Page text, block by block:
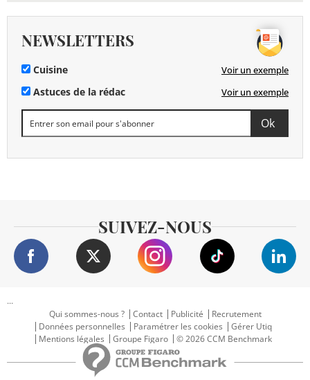
NEWSLETTERS
Cuisine Voir un exemple
Astuces de la rédac Voir un exemple
SUIVEZ-NOUS
...
Qui sommes-nous ?
Contact Publicité
Recrutement
Données personnelles
Paramétrer les cookies
Gérer Utiq
Mentions légales
Groupe Figaro © 2026 CCM Benchmark